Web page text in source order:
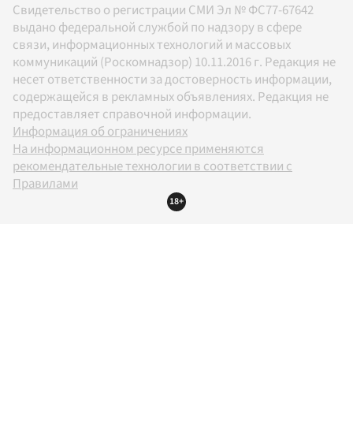
Свидетельство о регистрации СМИ Эл № ФС77-67642
выдано федеральной службой по надзору в сфере
связи, информационных технологий и массовых
коммуникаций (Роскомнадзор) 10.11.2016 г. Редакция не
несет ответственности за достоверность информации,
содержащейся в рекламных объявлениях. Редакция не
предоставляет справочной информации.
Информация об ограничениях
На информационном ресурсе применяются
рекомендательные технологии в соответствии с
Правилами
18+